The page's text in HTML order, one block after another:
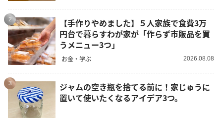
2
【手作りやめました】５人家族で食費3万
円台で暮らすわが家が「作らず市販品を買
うメニュー3つ」
お金・学ぶ 2026.08.08
3
ジャムの空き瓶を捨てる前に！家じゅうに
置いて使いたくなるアイデア3つ。